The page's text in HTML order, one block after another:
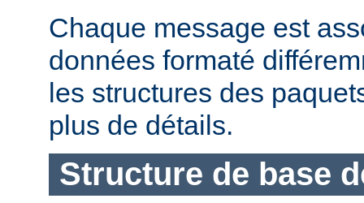
Chaque message est
données formaté
les structures des
plus de détails.
Structure de base